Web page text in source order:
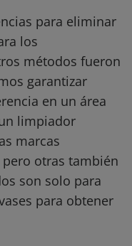
para eliminar
los
métodos fueron
garantizar
en un área
limpiador
marcas
otras también
son solo para
para obtener